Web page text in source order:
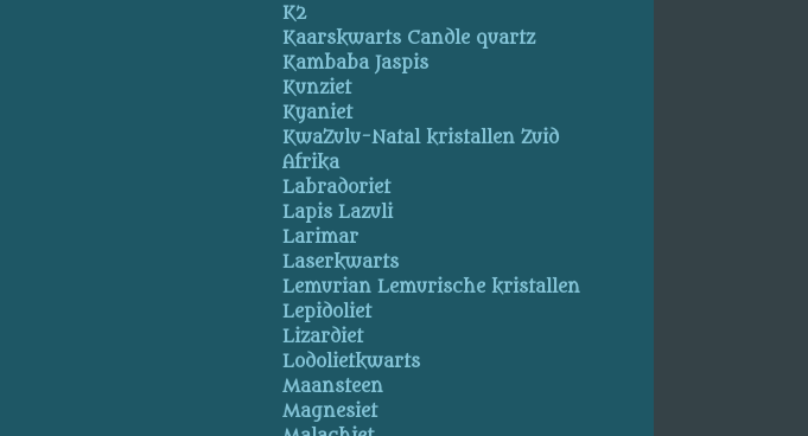
K2
Kaarskwarts Candle quartz
Kambaba Jaspis
Kunziet
Kyaniet
KwaZulu-Natal kristallen Zuid
Afrika
Labradoriet
Lapis Lazuli
Larimar
Laserkwarts
Lemurian Lemurische kristallen
Lepidoliet
Lizardiet
Lodolietkwarts
Maansteen
Magnesiet